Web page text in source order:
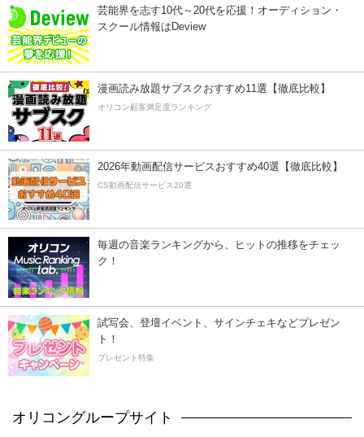
芸能界を志す10代～20代を応援！オーディション・
スクール情報はDeview
漫画読み放題サブスクおすすめ11選【徹底比較】
オリコン顧客満足度ランキング
2026年動画配信サービスおすすめ40選【徹底比較】
CS動画配信サービス20選
毎週の音楽ランキングから、ヒットの推移をチェッ
ク！
試写会、登壇イベント、サインチェキなどプレゼン
ト！
プレゼント特集
オリコングループサイト